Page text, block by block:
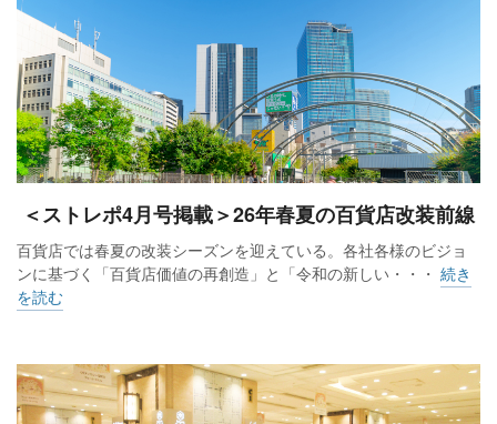
＜ストレポ4月号掲載＞26年春夏の百貨店改装前線
百貨店では春夏の改装シーズンを迎えている。各社各様のビジョ
ンに基づく「百貨店価値の再創造」と「令和の新しい・・・ 続き
を読む